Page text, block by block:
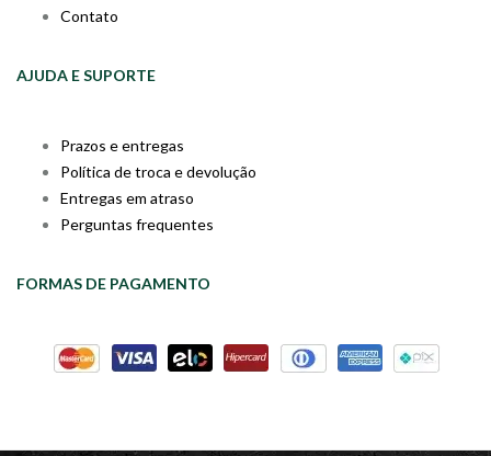
Contato
AJUDA E SUPORTE
Prazos e entregas
Política de troca e devolução
Entregas em atraso
Perguntas frequentes
FORMAS DE PAGAMENTO